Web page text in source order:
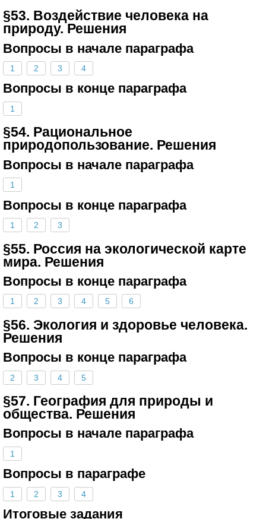
§53. Воздействие человека на
природу. Решения
Вопросы в начале параграфа
1 2 3 4
Вопросы в конце параграфа
1
§54. Рациональное
природопользование. Решения
Вопросы в начале параграфа
1
Вопросы в конце параграфа
1 2 3
§55. Россия на экологической карте
мира. Решения
Вопросы в конце параграфа
1 2 3 4 5 6
§56. Экология и здоровье человека.
Решения
Вопросы в конце параграфа
2 3 4 5
§57. География для природы и
общества. Решения
Вопросы в начале параграфа
1
Вопросы в параграфе
1 2 3 4
Итоговые задания